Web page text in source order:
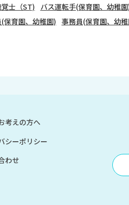
士（ST)
バス運転手(保育園、幼稚
保育園、幼稚園)
事務員(保育園、幼
考えの方へ
シーポリシー
わせ